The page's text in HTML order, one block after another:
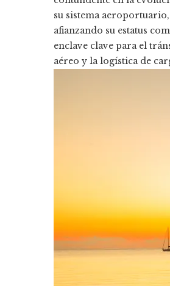
su sistema aeroportuario,
afianzando su estatus
enclave clave para el
aéreo y la logística de